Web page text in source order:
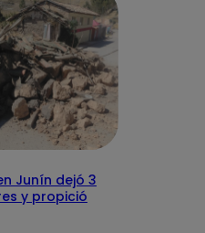
Junín dejó 3
y propició